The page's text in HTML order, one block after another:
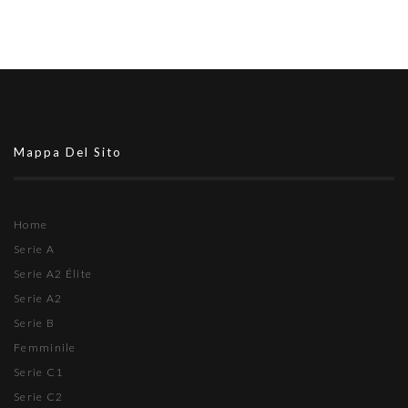
Mappa Del Sito
Home
Serie A
Serie A2 Élite
Serie A2
Serie B
Femminile
Serie C1
Serie C2